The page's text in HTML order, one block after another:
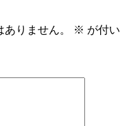
りません。 ※ が付い